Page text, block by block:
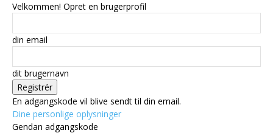
Velkommen! Opret en brugerprofil
din email
dit brugernavn
En adgangskode vil blive sendt til din email.
Dine personlige oplysninger
Gendan adgangskode